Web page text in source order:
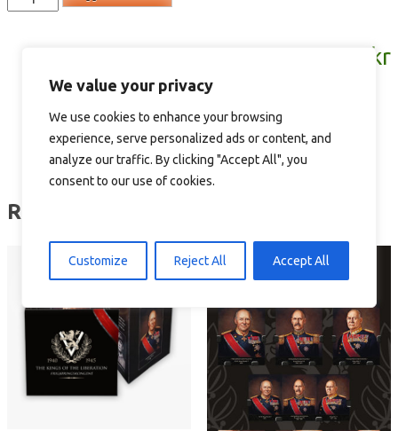
We value your privacy
We use cookies to enhance your browsing
experience, serve personalized ads or content, and
analyze our traffic. By clicking "Accept All", you
consent to our use of cookies.
Customize Reject All Accept All
-
kr
Relaterte produkter